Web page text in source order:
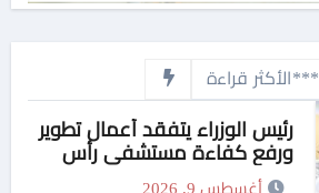
***الأكثر قراءة
رئيس الوزراء يتفقد أعمال تطوير
ورفع كفاءة مستشفى رأس
الحكمة المركزي
أغسطس 9, 2026